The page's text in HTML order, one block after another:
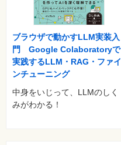
ブラウザで動かすLLM実装入
門 Google Colaboratoryで
実践するLLM・RAG・ファイ
ンチューニング
中身をいじって、LLMのしく
みがわかる！